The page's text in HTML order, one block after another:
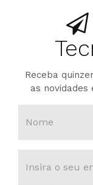
Receba
as